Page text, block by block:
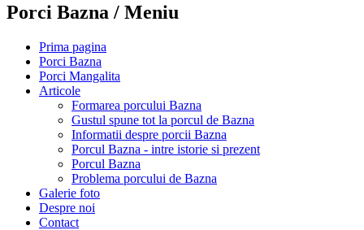
Porci Bazna / Meniu
Prima pagina
Porci Bazna
Porci Mangalita
Articole
Formarea porcului Bazna
Gustul spune tot la porcul de Bazna
Informatii despre porcii Bazna
Porcul Bazna - intre istorie si prezent
Porcul Bazna
Problema porcului de Bazna
Galerie foto
Despre noi
Contact